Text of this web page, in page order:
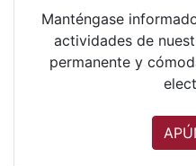
Manténgase
actividades de
permanente y